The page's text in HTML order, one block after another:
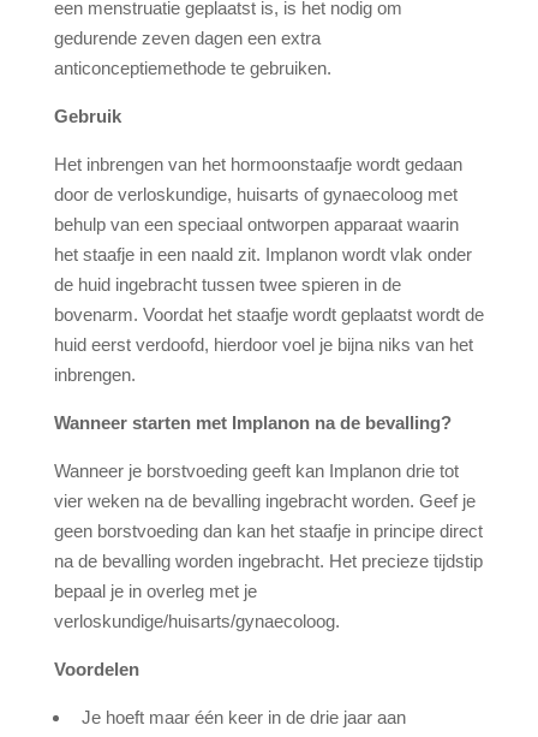
een menstruatie geplaatst is, is het nodig om
gedurende zeven dagen een extra
anticonceptiemethode te gebruiken.
Gebruik
Het inbrengen van het hormoonstaafje wordt gedaan
door de verloskundige, huisarts of gynaecoloog met
behulp van een speciaal ontworpen apparaat waarin
het staafje in een naald zit. Implanon wordt vlak onder
de huid ingebracht tussen twee spieren in de
bovenarm. Voordat het staafje wordt geplaatst wordt de
huid eerst verdoofd, hierdoor voel je bijna niks van het
inbrengen.
Wanneer starten met Implanon na de bevalling?
Wanneer je borstvoeding geeft kan Implanon drie tot
vier weken na de bevalling ingebracht worden. Geef je
geen borstvoeding dan kan het staafje in principe direct
na de bevalling worden ingebracht. Het precieze tijdstip
bepaal je in overleg met je
verloskundige/huisarts/gynaecoloog.
Voordelen
Je hoeft maar één keer in de drie jaar aan